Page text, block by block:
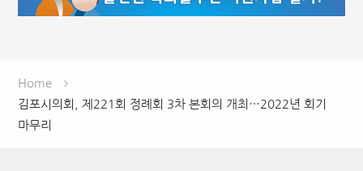
Home
김포시의회, 제221회 정례회 3차 본회의 개최…2022년 회기
마무리